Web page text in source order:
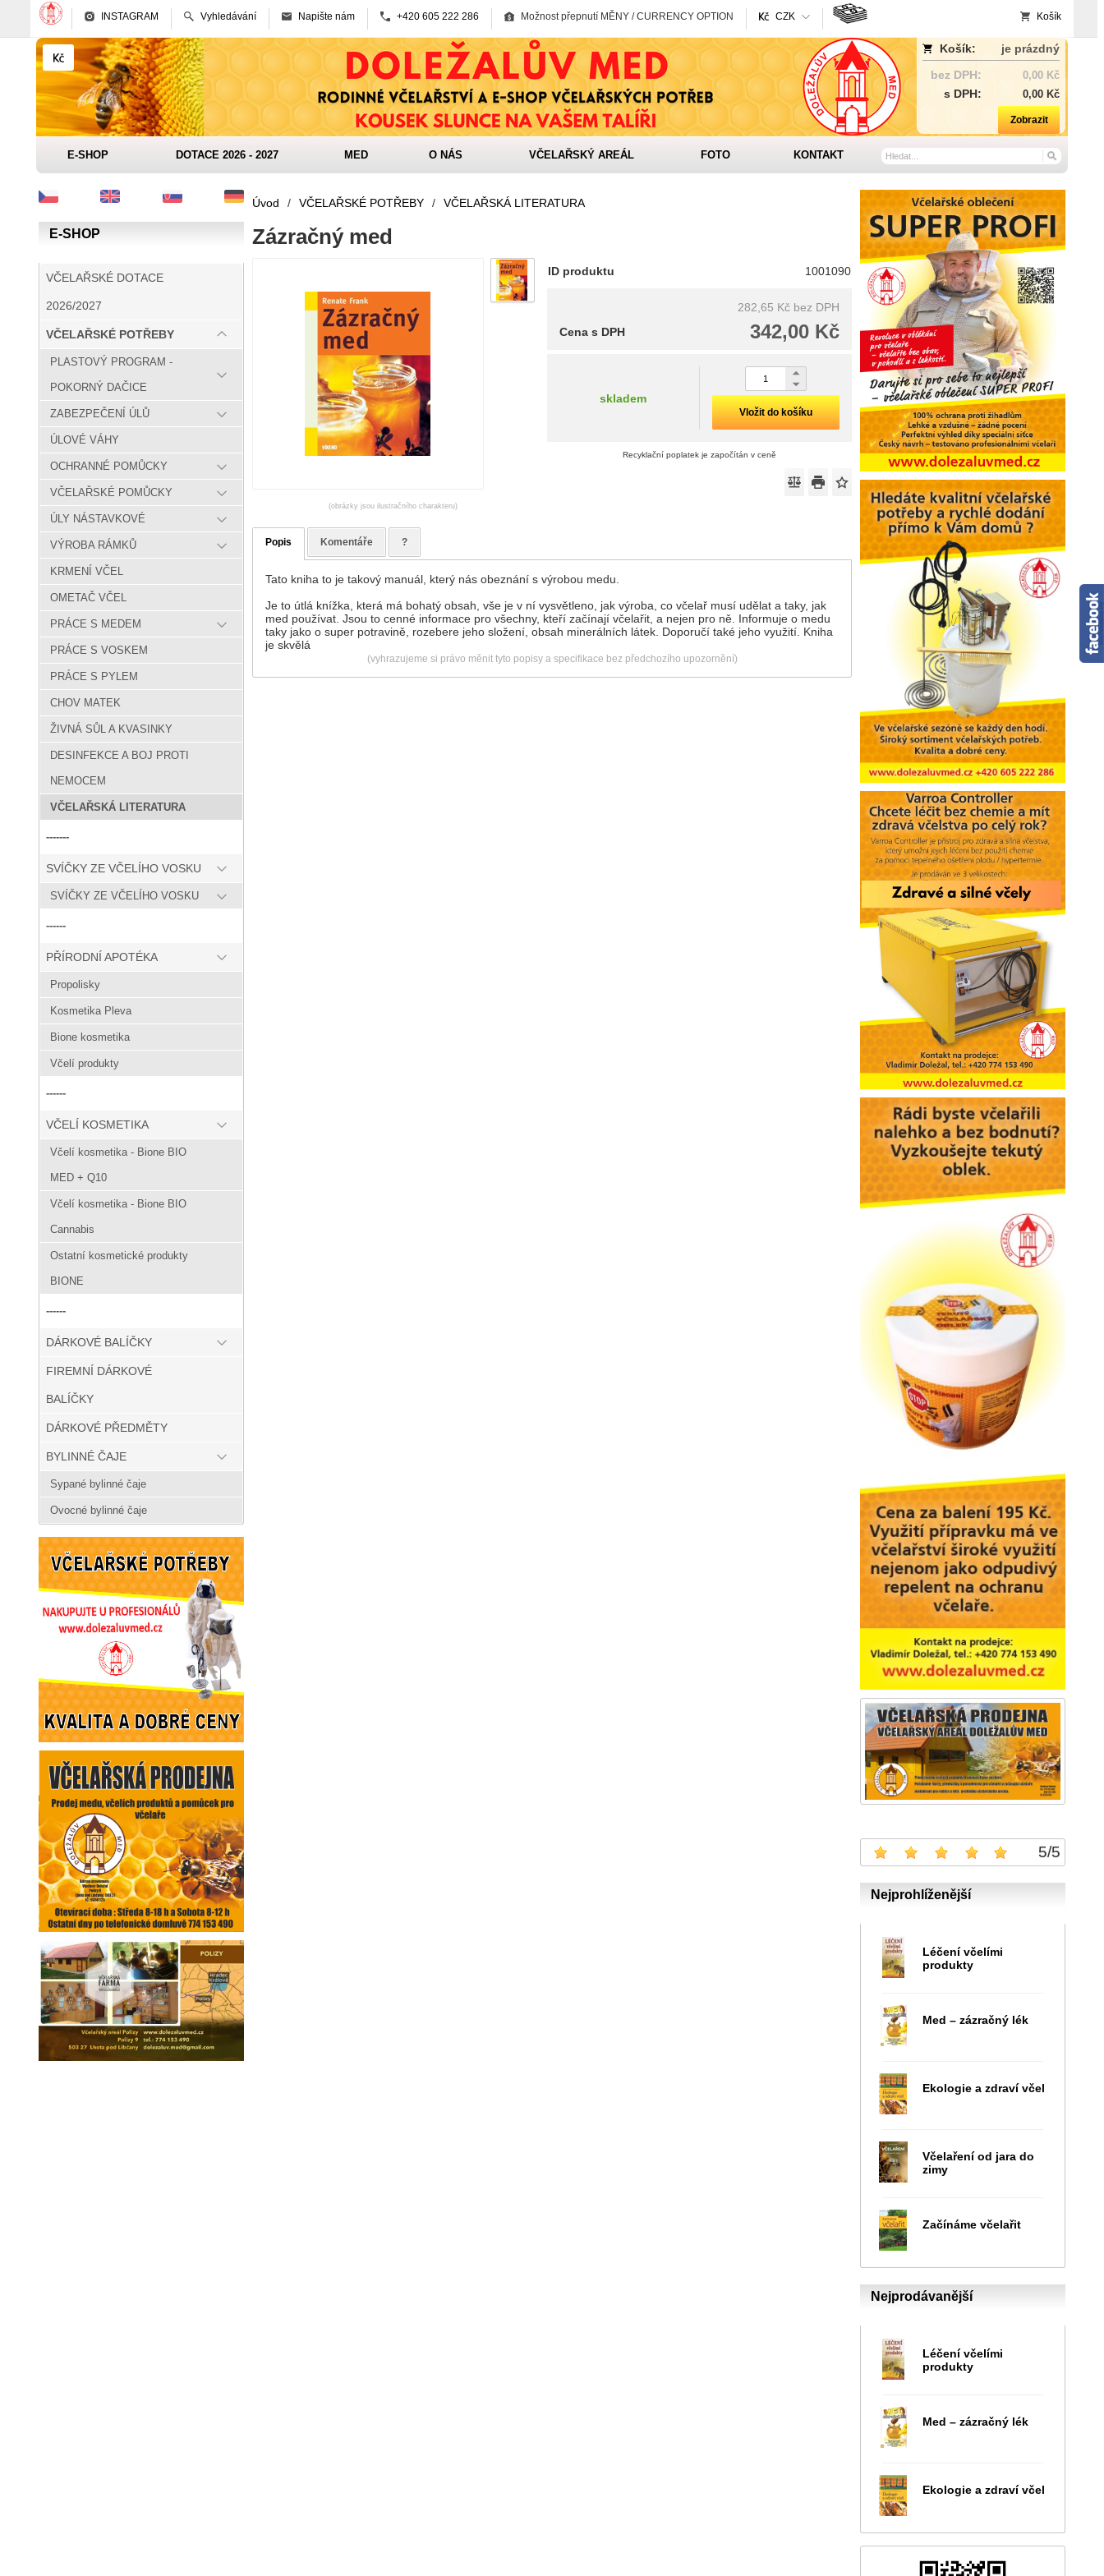
INSTAGRAM Vyhledávání Napište nám +420 605 222 286 Možnost přepnutí MĚNY / CURRENCY OPTION CZK Košík
Košík:
je prázdný
bez DPH:
0,00 Kč
s DPH: 0,00 Kč
Zobrazit
E-SHOP DOTACE 2026 - 2027 MED O NÁS VČELAŘSKÝ AREÁL FOTO KONTAKT
E-SHOP
VČELAŘSKÉ DOTACE
2026/2027
VČELAŘSKÉ POTŘEBY
PLASTOVÝ PROGRAM -
POKORNÝ DAČICE
ZABEZPEČENÍ ÚLŮ
ÚLOVÉ VÁHY
OCHRANNÉ POMŮCKY
VČELAŘSKÉ POMŮCKY
ÚLY NÁSTAVKOVÉ
VÝROBA RÁMKŮ
KRMENÍ VČEL
OMETAČ VČEL
PRÁCE S MEDEM
PRÁCE S VOSKEM
PRÁCE S PYLEM
CHOV MATEK
ŽIVNÁ SŮL A KVASINKY
DESINFEKCE A BOJ PROTI
NEMOCEM
VČELAŘSKÁ LITERATURA
-------
SVÍČKY ZE VČELÍHO VOSKU
SVÍČKY ZE VČELÍHO VOSKU
------
PŘÍRODNÍ APOTÉKA
Propolisky
Kosmetika Pleva
Bione kosmetika
Včelí produkty
------
VČELÍ KOSMETIKA
Včelí kosmetika - Bione BIO
MED + Q10
Včelí kosmetika - Bione BIO
Cannabis
Ostatní kosmetické produkty
BIONE
------
DÁRKOVÉ BALÍČKY
FIREMNÍ DÁRKOVÉ
BALÍČKY
DÁRKOVÉ PŘEDMĚTY
BYLINNÉ ČAJE
Sypané bylinné čaje
Ovocné bylinné čaje
5/5
Nejprohlíženější
Léčení včelími
produkty
Med – zázračný lék
Ekologie a zdraví včel
Včelaření od jara do
zimy
Začínáme včelařit
Nejprodávanější
Léčení včelími
produkty
Med – zázračný lék
Ekologie a zdraví včel
Úvod / VČELAŘSKÉ POTŘEBY / VČELAŘSKÁ LITERATURA
Zázračný med
(obrázky jsou ilustračního charakteru)
ID produktu 1001090
282,65 Kč bez DPH
342,00 Kč
Cena s DPH
skladem
Vložit do košíku
Recyklační poplatek je započítán v ceně
Popis Komentáře ?
Tato kniha to je takový manuál, který nás obeznání s výrobou medu.
Je to útlá knížka, která má bohatý obsah, vše je v ní vysvětleno, jak výroba, co včelař musí udělat a taky, jak
med používat. Jsou to cenné informace pro všechny, kteří začínají včelařit, a nejen pro ně. Informuje o medu
taky jako o super potravině, rozebere jeho složení, obsah minerálních látek. Doporučí také jeho využití. Kniha
je skvělá
(vyhrazujeme si právo měnit tyto popisy a specifikace bez předchozího upozornění)